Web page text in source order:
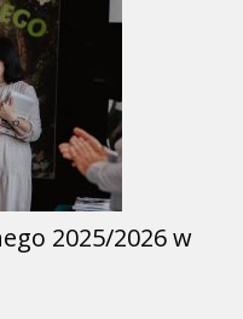
2025/2026 w